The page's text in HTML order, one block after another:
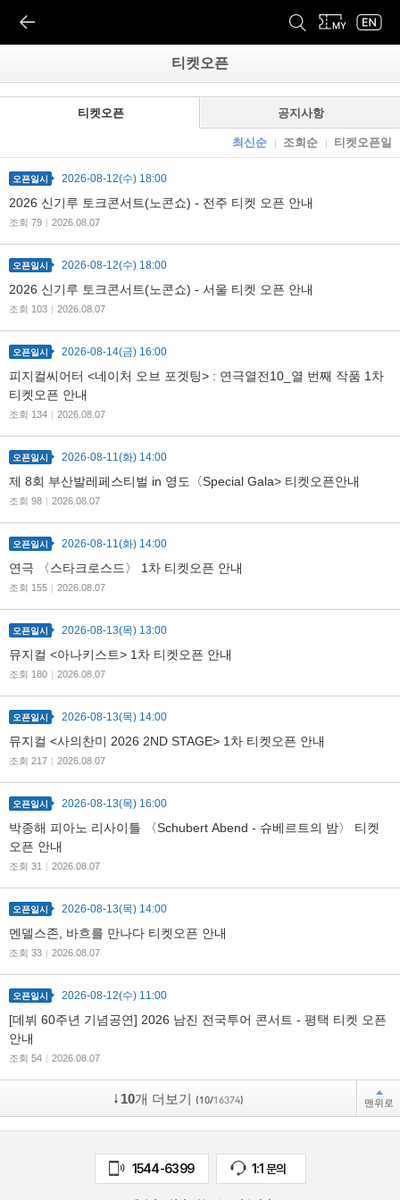
예
티켓오픈
티켓오픈 공지사항
최신순 조회순 티켓오픈일
오픈일시 2026-08-12(수) 18:00
2026 신기루 토크콘서트(노콘쇼) - 전주 티켓 오픈 안내
조회 79 | 2026.08.07
오픈일시 2026-08-12(수) 18:00
2026 신기루 토크콘서트(노콘쇼) - 서울 티켓 오픈 안내
조회 103 | 2026.08.07
오픈일시 2026-08-14(금) 16:00
피지컬씨어터 <네이처 오브 포겟팅> : 연극열전10_열 번째 작품 1차
티켓오픈 안내
조회 134 | 2026.08.07
오픈일시 2026-08-11(화) 14:00
제 8회 부산발레페스티벌 in 영도〈Special Gala> 티켓오픈안내
조회 98 | 2026.08.07
오픈일시 2026-08-11(화) 14:00
연극 〈스타크로스드〉 1차 티켓오픈 안내
조회 155 | 2026.08.07
오픈일시 2026-08-13(목) 13:00
뮤지컬 <아나키스트> 1차 티켓오픈 안내
조회 180 | 2026.08.07
오픈일시 2026-08-13(목) 14:00
뮤지컬 <사의찬미 2026 2ND STAGE> 1차 티켓오픈 안내
조회 217 | 2026.08.07
오픈일시 2026-08-13(목) 16:00
박종해 피아노 리사이틀 〈Schubert Abend - 슈베르트의 밤〉 티켓
오픈 안내
조회 31 | 2026.08.07
오픈일시 2026-08-13(목) 14:00
멘델스존, 바흐를 만나다 티켓오픈 안내
조회 33 | 2026.08.07
오픈일시 2026-08-12(수) 11:00
[데뷔 60주년 기념공연] 2026 남진 전국투어 콘서트 - 평택 티켓 오픈
안내
조회 54 | 2026.08.07
10개 더보기 (10/16374) 맨위로
1544-6399 1:1 문의